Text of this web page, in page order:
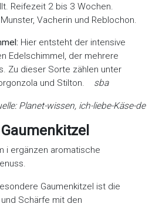
Reifezeit 2 bis 3 Wochen.
Vacherin und Reblochon.
Hier entsteht der intensive
Edelschimmel, der mehrere
Zu dieser Sorte zählen unter
und Stilton.
sba
Planet-wissen, ich-liebe-Käse-de
i ergänzen aromatische
Gaumenkitzel ist die
Schärfe mit den